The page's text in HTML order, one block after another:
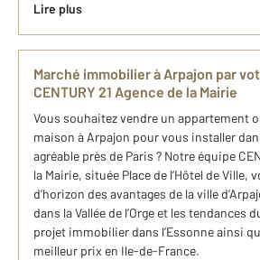
Lire plus
Marché immobilier à Arpajon par
CENTURY 21 Agence de la Mairie
Vous souhaitez vendre un appartement
maison à Arpajon pour vous installer
agréable près de Paris ? Notre équipe
la Mairie, située Place de l’Hôtel de Ville,
d’horizon des avantages de la ville
dans la Vallée de l’Orge et les tendances
projet immobilier dans l’Essonne ainsi
meilleur prix en Ile-de-France.